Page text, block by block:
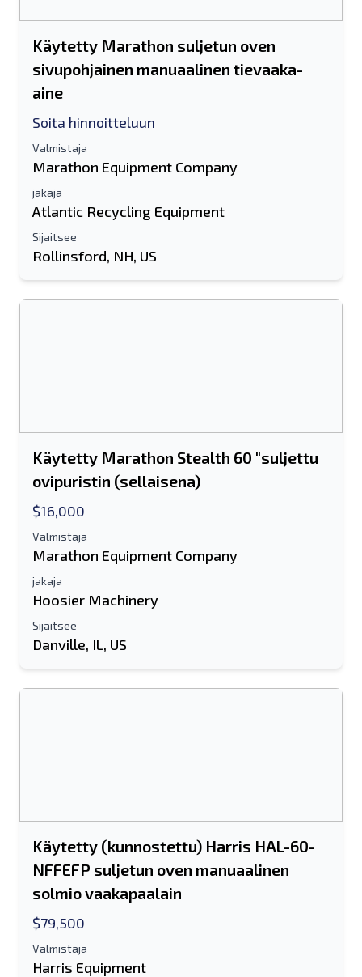
Koko nimi
Sähköpostiosoite
Käytetty Marathon suljetun oven
sivupohjainen manuaalinen tievaaka-
aine
Soita hinnoitteluun
Valmistaja
Marathon Equipment Company
jakaja
Atlantic Recycling Equipment
Sijaitsee
Rollinsford, NH, US
Käytetty Marathon Stealth 60 "suljettu
ovipuristin (sellaisena)
$16,000
Valmistaja
Marathon Equipment Company
jakaja
Hoosier Machinery
Sijaitsee
Danville, IL, US
Käytetty (kunnostettu) Harris HAL-60-
NFFEFP suljetun oven manuaalinen
solmio vaakapaalain
$79,500
Valmistaja
Harris Equipment
Lähetä ystävälle
Tekstiluettelo mobiililaitteelle
Koko nimesi